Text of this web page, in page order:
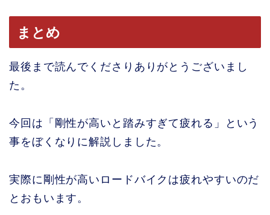
まとめ
最後まで読んでくださりありがとうございまし
た。
今回は「剛性が高いと踏みすぎて疲れる」という
事をぼくなりに解説しました。
実際に剛性が高いロードバイクは疲れやすいのだ
とおもいます。